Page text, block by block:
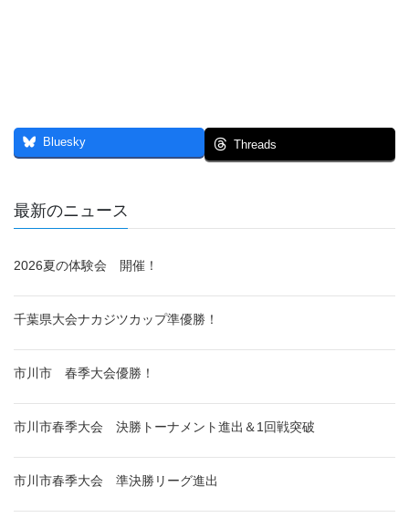
Bluesky Threads
最新のニュース
2026夏の体験会 開催！
千葉県大会ナカジツカップ準優勝！
市川市 春季大会優勝！
市川市春季大会 決勝トーナメント進出＆1回戦突破
市川市春季大会 準決勝リーグ進出